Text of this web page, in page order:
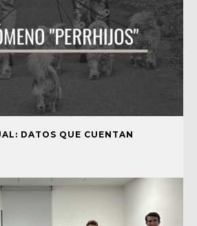
DATOS QUE CUENTAN